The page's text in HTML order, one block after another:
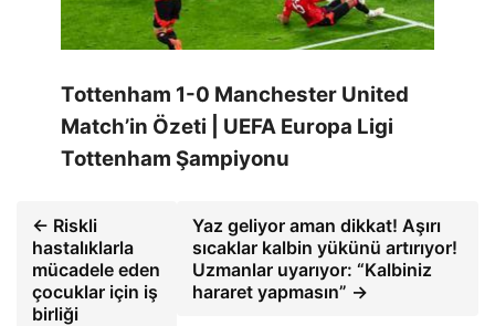
Tottenham 1-0 Manchester United
Match’in Özeti | UEFA Europa Ligi
Tottenham Şampiyonu
← Riskli
hastalıklarla
mücadele eden
çocuklar için iş
birliği
Yaz geliyor aman dikkat! Aşırı
sıcaklar kalbin yükünü artırıyor!
Uzmanlar uyarıyor: “Kalbiniz
hararet yapmasın” →